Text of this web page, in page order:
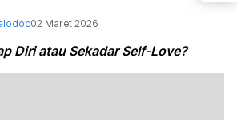
02 Maret 2026
Diri atau Sekadar Self-Love?